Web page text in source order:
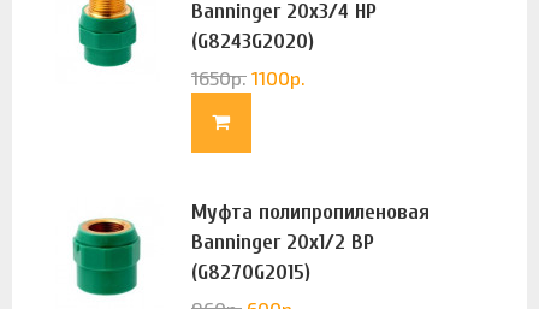
Banninger 20х3/4 НР
(G8243G2020)
1650р. 1100р.
Муфта полипропиленовая
Banninger 20х1/2 ВР
(G8270G2015)